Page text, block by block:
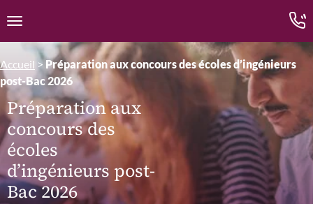
Ouvrir la navigation
Accueil >Préparation aux concours des écoles d’ingénieurs
post-Bac 2026
Préparation aux
concours des
écoles
d’ingénieurs post-
Bac 2026